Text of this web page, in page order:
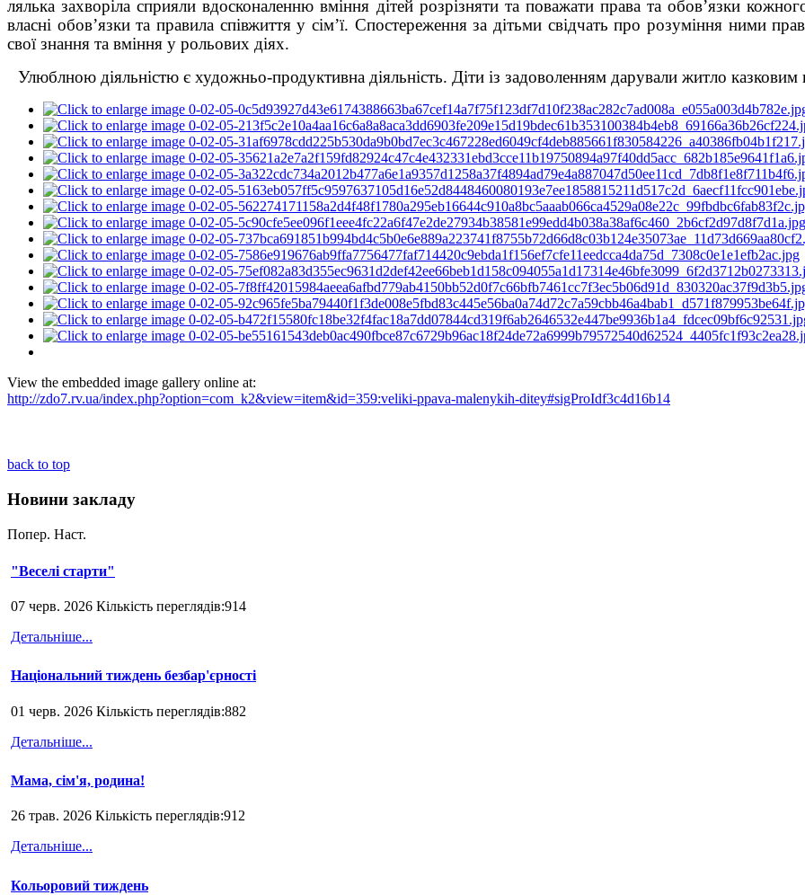
лялька захворіла сприяли вдосконаленню вміння дітей розрізняти та поважати права та обов’язки
власні обов’язки та правила співжиття у сім’ї. Спостереження за дітьми свідчать про розуміння ними
свої знання та вміння у рольових діях.
Улюблною діяльністю є художньо-продуктивна діяльність. Діти із задоволенням дарували житло
View the embedded image gallery online at:
http://zdo7.rv.ua/index.php?option=com_k2&view=item&id=359:veliki-ppava-malenykih-ditey#sigProIdf3c4d16b14
back to top
Новини закладу
Попер. Наст.
"Веселі старти"
07 черв. 2026 Кількість переглядів:914
Детальніше...
Національний тиждень безбар'єрності
01 черв. 2026 Кількість переглядів:882
Детальніше...
Мама, сім'я, родина!
26 трав. 2026 Кількість переглядів:912
Детальніше...
Кольоровий тиждень